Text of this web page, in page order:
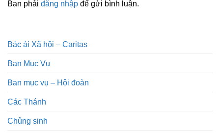
Bạn phải đăng nhập để gửi bình luận.
Bác ái Xã hội – Caritas
Ban Mục Vụ
Ban mục vụ – Hội đoàn
Các Thánh
Chủng sinh